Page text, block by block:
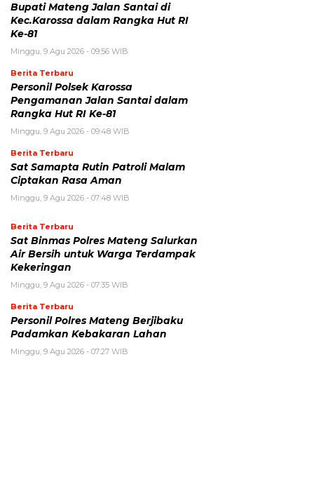
Bupati Mateng Jalan Santai di
Kec.Karossa dalam Rangka Hut RI
Ke-81
Minggu, 9 Agu 2026 - 09:56 WIB
Berita Terbaru
Personil Polsek Karossa
Pengamanan Jalan Santai dalam
Rangka Hut RI Ke-81
Minggu, 9 Agu 2026 - 09:48 WIB
Berita Terbaru
Sat Samapta Rutin Patroli Malam
Ciptakan Rasa Aman
Minggu, 9 Agu 2026 - 07:48 WIB
Berita Terbaru
Sat Binmas Polres Mateng Salurkan
Air Bersih untuk Warga Terdampak
Kekeringan
Minggu, 9 Agu 2026 - 07:35 WIB
Berita Terbaru
Personil Polres Mateng Berjibaku
Padamkan Kebakaran Lahan
Minggu, 9 Agu 2026 - 07:27 WIB